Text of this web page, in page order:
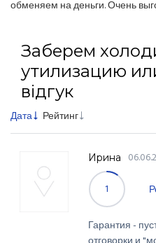
обменяем на деньги. Очень
Заберем
утилизацию
відгук
Дата Рейтинг
Ирина
Гарантия -
1